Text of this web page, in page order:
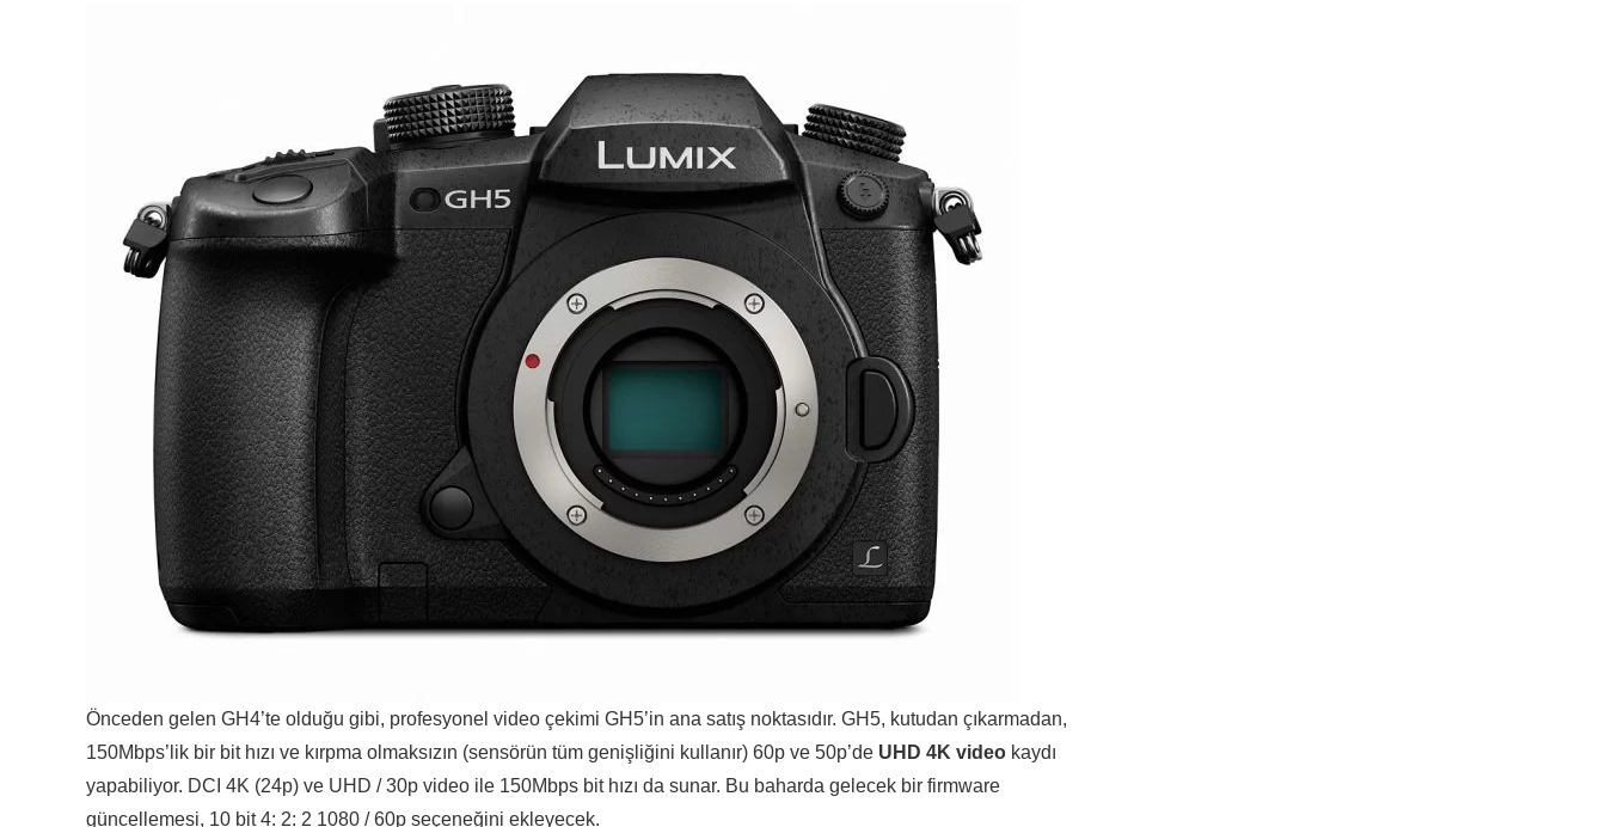
Önceden gelen GH4’te olduğu gibi, profesyonel video çekimi GH5’in ana satış noktasıdır. GH5, kutudan çıkarmadan,
150Mbps’lik bir bit hızı ve kırpma olmaksızın (sensörün tüm genişliğini kullanır) 60p ve 50p’de UHD 4K video kaydı
yapabiliyor. DCI 4K (24p) ve UHD / 30p video ile 150Mbps bit hızı da sunar. Bu baharda gelecek bir firmware
güncellemesi, 10 bit 4: 2: 2 1080 / 60p seçeneğini ekleyecek.